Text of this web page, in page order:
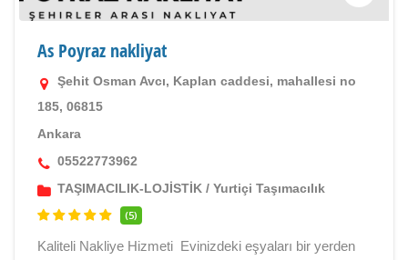
As Poyraz nakliyat
Şehit Osman Avcı, Kaplan caddesi, mahallesi no
185, 06815
Ankara
05522773962
TAŞIMACILIK-LOJİSTİK / Yurtiçi Taşımacılık
(5)
Kaliteli Nakliye Hizmeti Evinizdeki eşyaları bir yerden